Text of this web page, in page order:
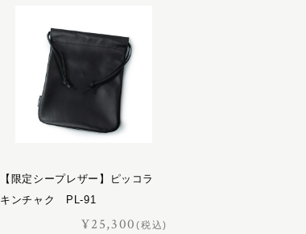
【限定シープレザー】ピッコラ
キンチャク PL-91
¥25,300(税込)